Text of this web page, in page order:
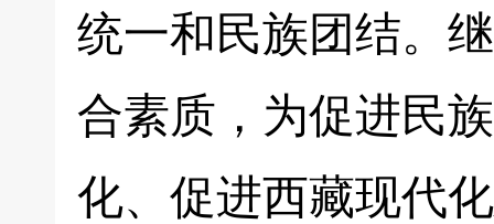
统一和民族团结。
合素质，为促进民
化、促进西藏现代